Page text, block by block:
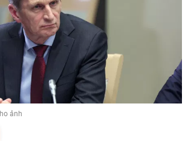
ảnh